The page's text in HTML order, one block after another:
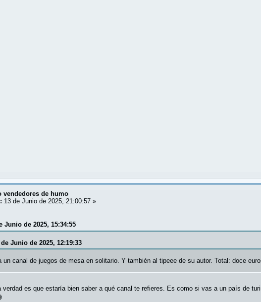
vendedores de humo
13 de Junio de 2025, 21:00:57 »
Junio de 2025, 15:34:55
Junio de 2025, 12:19:33
un canal de juegos de mesa en solitario. Y también al tipeee de su autor. Total: doce
verdad es que estaría bien saber a qué canal te refieres. Es como si vas a un país de